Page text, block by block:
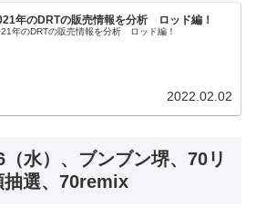
年のDRTの販売情報を分析 ロッド編！
年のDRTの販売情報を分析 ロッド編！
2022.02.02
水）、ブンブン堺、70リ
抽選、70remix